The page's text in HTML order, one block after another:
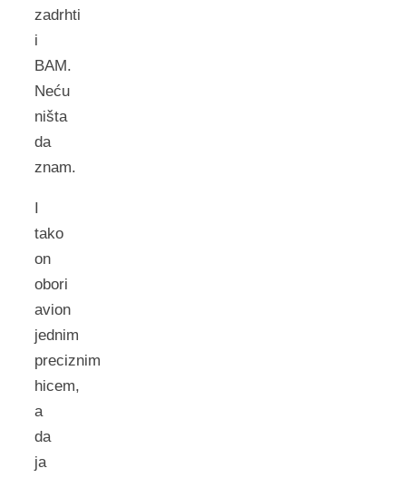
zadrhti
i
BAM.
Neću
ništa
da
znam.
I
tako
on
obori
avion
jednim
preciznim
hicem,
a
da
ja